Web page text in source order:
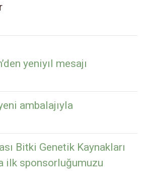
yeniyıl mesajı
ambalajıyla
Bitki Genetik Kaynakları
ilk sponsorluğumuzu